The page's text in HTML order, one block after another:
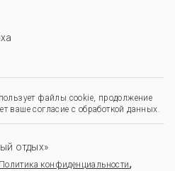
файлы cookie, продолжение
ваше согласие с обработкой данных.
отдых»
Политика конфиденциальности,